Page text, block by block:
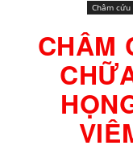
Châm
CHÂM